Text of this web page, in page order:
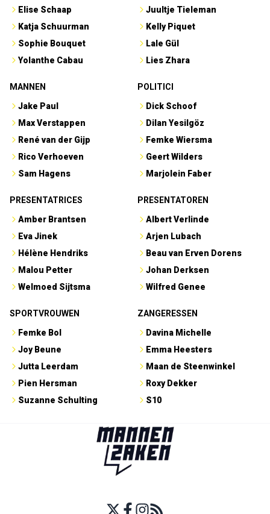
Elise Schaap
Katja Schuurman
Sophie Bouquet
Yolanthe Cabau
Juultje Tieleman
Kelly Piquet
Lale Gül
Lies Zhara
MANNEN
Jake Paul
Max Verstappen
René van der Gijp
Rico Verhoeven
Sam Hagens
POLITICI
Dick Schoof
Dilan Yesilgöz
Femke Wiersma
Geert Wilders
Marjolein Faber
PRESENTATRICES
Amber Brantsen
Eva Jinek
Hélène Hendriks
Malou Petter
Welmoed Sijtsma
PRESENTATOREN
Albert Verlinde
Arjen Lubach
Beau van Erven Dorens
Johan Derksen
Wilfred Genee
SPORTVROUWEN
Femke Bol
Joy Beune
Jutta Leerdam
Pien Hersman
Suzanne Schulting
ZANGERESSEN
Davina Michelle
Emma Heesters
Maan de Steenwinkel
Roxy Dekker
S10